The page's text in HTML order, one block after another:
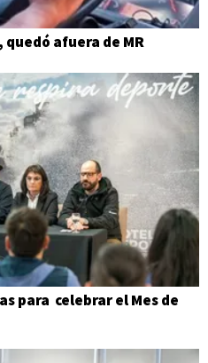
afuera de MR
para celebrar el Mes de